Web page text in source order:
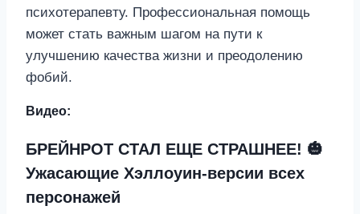
психотерапевту. Профессиональная помощь
может стать важным шагом на пути к
улучшению качества жизни и преодолению
фобий.
Видео:
БРЕЙНРОТ СТАЛ ЕЩЕ СТРАШНЕЕ! 🎃
Ужасающие Хэллоуин-версии всех
персонажей